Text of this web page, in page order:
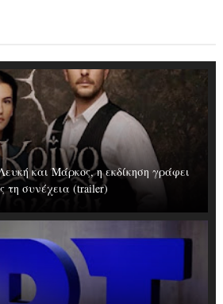
και Μάρκος, η εκδίκηση γράφει
τη συνέχεια (trailer)